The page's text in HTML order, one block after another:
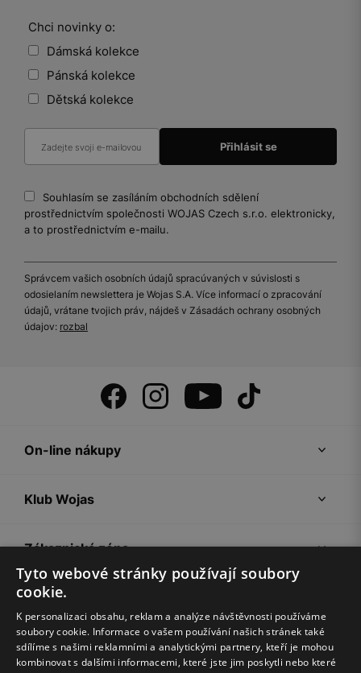
Chci novinky o:
Dámská kolekce
Pánská kolekce
Dětská kolekce
Souhlasím se zasíláním obchodních sdělení
prostřednictvím společnosti WOJAS Czech s.r.o. elektronicky,
a to prostřednictvím e-mailu.
Správcem vašich osobních údajů spracúvaných v súvislosti s
odosielaním newslettera je Wojas S.A. Více informací o zpracování
údajů, vrátane tvojich práv, nájdeš v Zásadách ochrany osobných
údajov: rozbal
On-line nákupy
Klub Wojas
Zákaznická zóna
Společnost Wojas
Rady
Tyto webové stránky používají soubory
cookie.
K personalizaci obsahu, reklam a analýze návštěvnosti používáme
soubory cookie. Informace o vašem používání našich stránek také
sdílíme s našimi reklamními a analytickými partnery, kteří je mohou
kombinovat s dalšími informacemi, které jste jim poskytli nebo které